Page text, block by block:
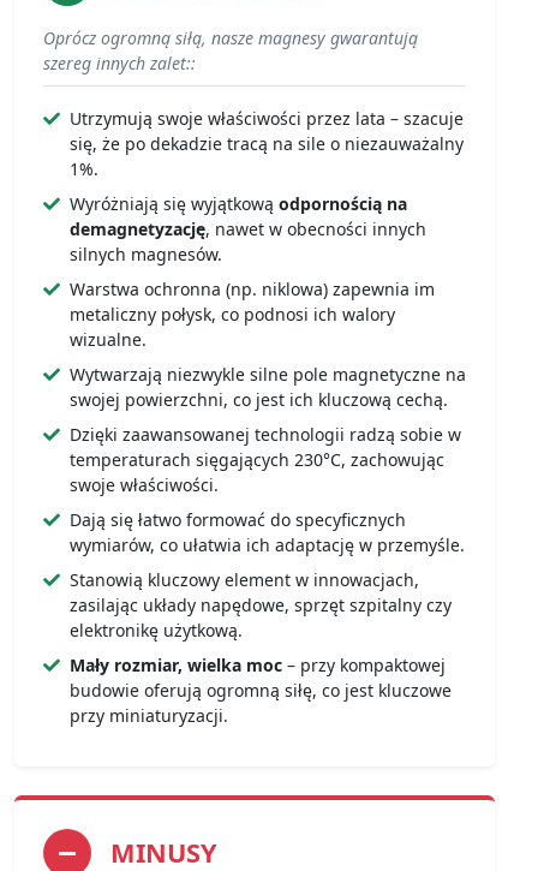
Oprócz ogromną siłą, nasze magnesy gwarantują
szereg innych zalet::
Utrzymują swoje właściwości przez lata – szacuje
się, że po dekadzie tracą na sile o niezauważalny
1%.
Wyróżniają się wyjątkową odpornością na
demagnetyzację, nawet w obecności innych
silnych magnesów.
Warstwa ochronna (np. niklowa) zapewnia im
metaliczny połysk, co podnosi ich walory
wizualne.
Wytwarzają niezwykle silne pole magnetyczne na
swojej powierzchni, co jest ich kluczową cechą.
Dzięki zaawansowanej technologii radzą sobie w
temperaturach sięgających 230°C, zachowując
swoje właściwości.
Dają się łatwo formować do specyficznych
wymiarów, co ułatwia ich adaptację w przemyśle.
Stanowią kluczowy element w innowacjach,
zasilając układy napędowe, sprzęt szpitalny czy
elektronikę użytkową.
Mały rozmiar, wielka moc – przy kompaktowej
budowie oferują ogromną siłę, co jest kluczowe
przy miniaturyzacji.
MINUSY